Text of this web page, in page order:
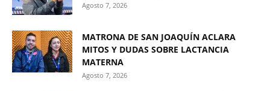
Agosto 7, 2026
MATRONA DE SAN JOAQUÍN ACLARA
MITOS Y DUDAS SOBRE LACTANCIA
MATERNA
Agosto 7, 2026